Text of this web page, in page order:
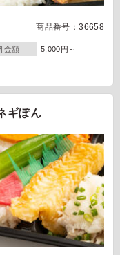
商品番号：36658
金額 5,000円～
ギぽん